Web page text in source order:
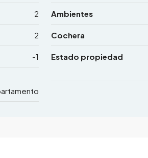
2 Ambientes
2 Cochera
-1 Estado propiedad